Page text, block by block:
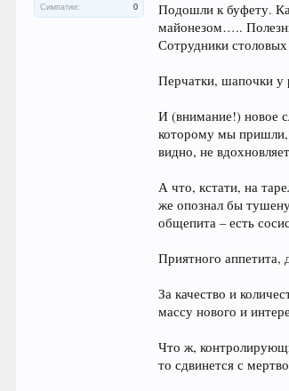
Симпатии:
0
Подошли к буфету.
майонезом…..
Сотрудники
Перчатки, шапочки у
И (внимание!) новое
которому мы пришли,
видно, не
А что, кстати, на
же опознал бы
общепита – есть
Приятного аппетита,
За качество и
массу нового и
Что ж,
то сдвинется с